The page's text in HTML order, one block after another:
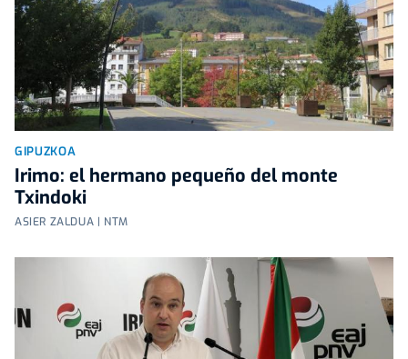
GIPUZKOA
Irimo: el hermano pequeño del monte
Txindoki
ASIER ZALDUA | NTM